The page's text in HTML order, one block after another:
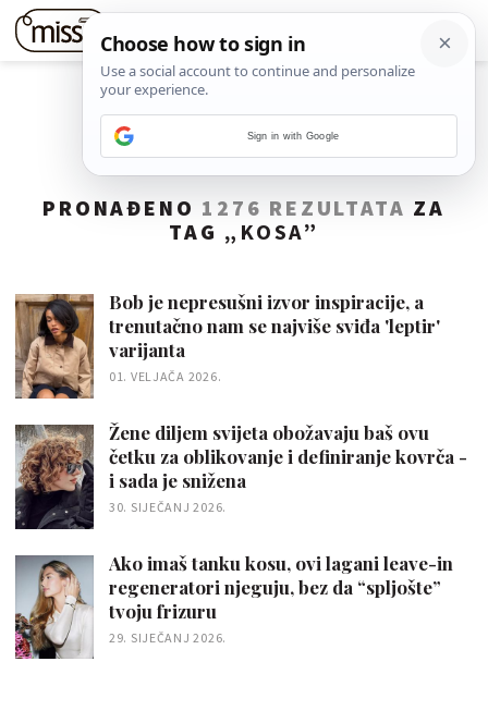
PRONAĐENO 1276 REZULTATA ZA
TAG „ KOSA”
Bob je nepresušni izvor inspiracije, a
trenutačno nam se najviše sviđa 'leptir'
varijanta
01. VELJAČA 2026.
Žene diljem svijeta obožavaju baš ovu
četku za oblikovanje i definiranje kovrča -
i sada je snižena
30. SIJEČANJ 2026.
Ako imaš tanku kosu, ovi lagani leave-in
regeneratori njeguju, bez da “spljošte”
tvoju frizuru
29. SIJEČANJ 2026.
Sign in with Google